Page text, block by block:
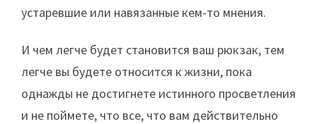
устаревшие или навязанные кем-то мнения.
И чем легче будет становится ваш рюкзак, тем
легче вы будете относится к жизни, пока
однажды не достигнете истинного просветления
и не поймете, что все, что вам действительно